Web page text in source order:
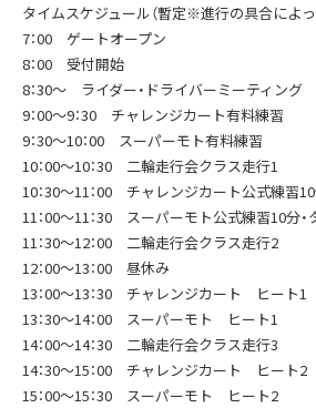
タイムスケジュール（暫定※進行の具合によ
7：00 ゲートオープン
8：00 受付開始
8：30～ ライダー・ドライバーミーティング
9：00～9：30 チャレンジカート有料練習
9：30～10：00 スーパーモト有料練習
10：00～10：30 二輪走行会クラス走行1
10：30～11：00 チャレンジカート公式練習
11：00～11：30 スーパーモト公式練習10分
11：30～12：00 二輪走行会クラス走行2
12：00～13：00 昼休み
13：00～13：30 チャレンジカート ヒート1
13：30～14：00 スーパーモト ヒート1
14：00～14：30 二輪走行会クラス走行3
14：30～15：00 チャレンジカート ヒート2
15：00～15：30 スーパーモト ヒート2